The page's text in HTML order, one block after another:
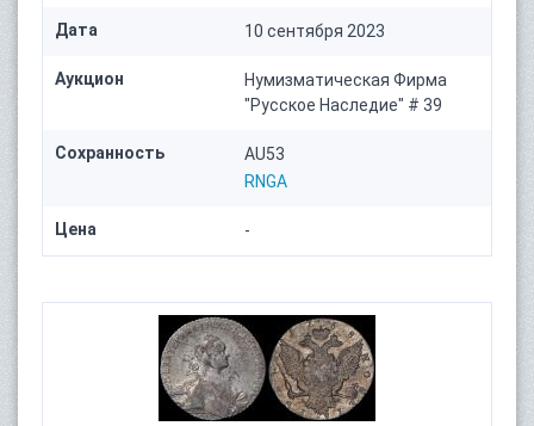
Дата 10 сентября 2023
Аукцион
Нумизматическая Фирма
"Русское Наследие" # 39
Сохранность
AU53
RNGA
Цена -